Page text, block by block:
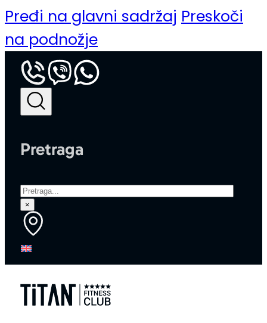
Pređi na glavni sadržaj Preskoči
na podnožje
Pretraga
Pretraga
×